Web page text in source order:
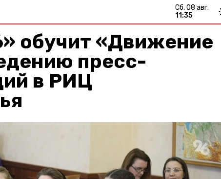
сб, 08 авг.
11:35
обучит «Движение
пресс-
в РИЦ